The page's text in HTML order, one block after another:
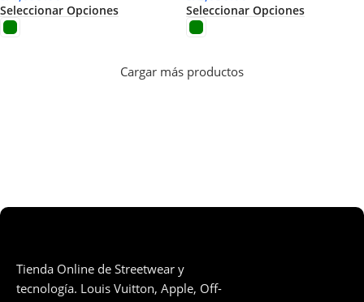
Seleccionar Opciones Seleccionar Opciones
Cargar más productos
Tienda Online de Streetwear y
tecnología. Louis Vuitton, Apple, Off-